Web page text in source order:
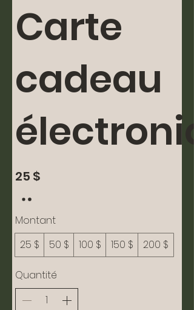
Carte
cadeau
25 $
Montant
25 $
50 $ 100 $ 150 $ 200 $
Quantité